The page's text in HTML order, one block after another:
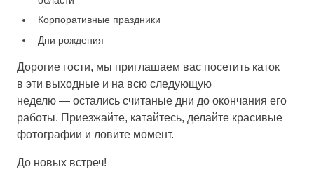
Корпоративные праздники
Дни рождения
Дорогие гости, мы приглашаем вас посетить каток
в эти выходные и на всю следующую
неделю — остались считаные дни до окончания его
работы. Приезжайте, катайтесь, делайте красивые
фотографии и ловите момент.
До новых встреч!